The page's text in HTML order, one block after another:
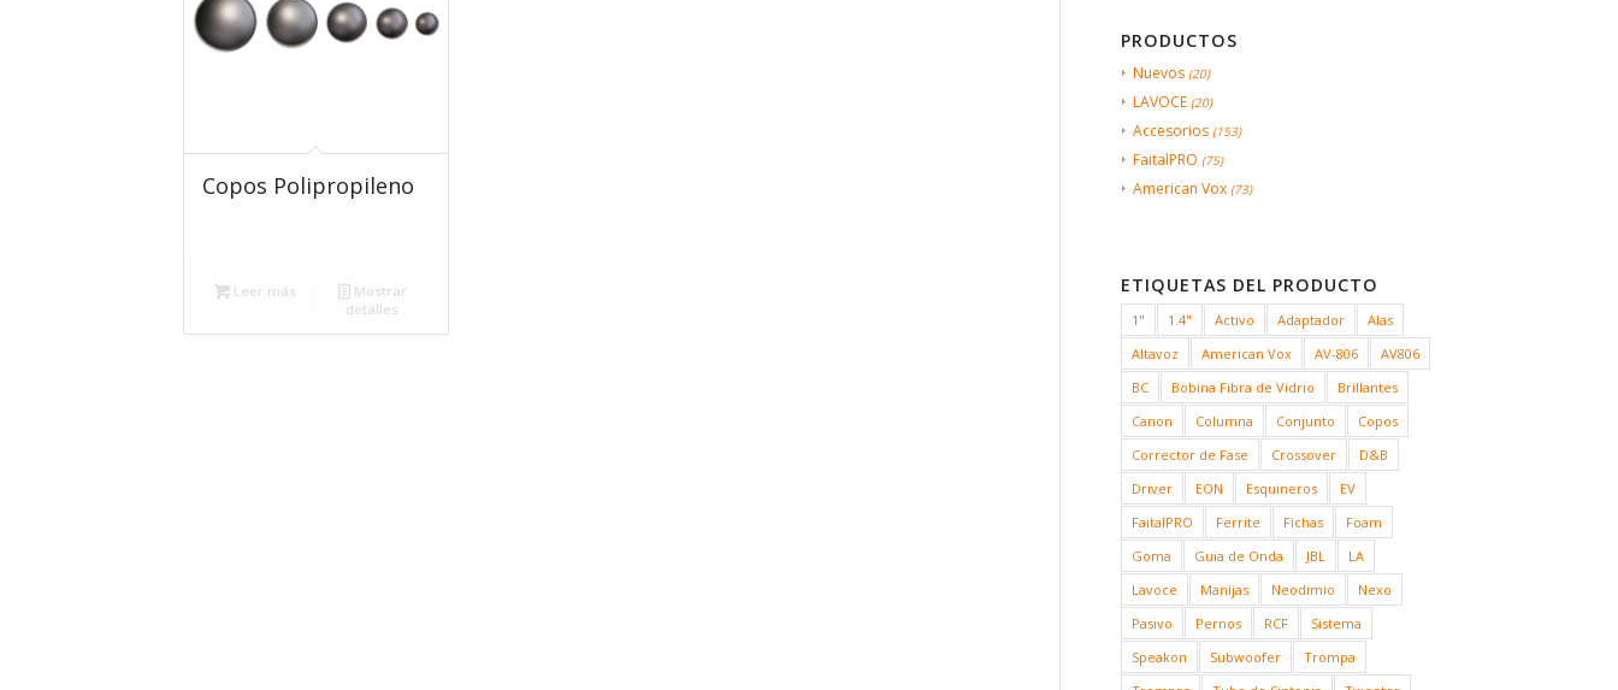
Copos Polipropileno
Leer más
Mostrar
detalles
PRODUCTOS
Nuevos (20)
LAVOCE (20)
Accesorios (153)
FaitalPRO (75)
American Vox (73)
ETIQUETAS DEL PRODUCTO
1" 1.4" Activo Adaptador
Alas
Altavoz
American Vox AV-806
AV806
BC
Bobina Fibra de Vidrio
Brillantes
Canon
Columna Conjunto
Copos
Corrector de Fase
Crossover
D&B
Driver
EON Esquineros
EV
FaitalPRO
Ferrite Fichas
Foam
Goma
Guia de Onda JBL
LA
Lavoce
Manijas Neodimio
Nexo
Pasivo
Pernos RCF
Sistema
Speakon
Subwoofer
Trompa